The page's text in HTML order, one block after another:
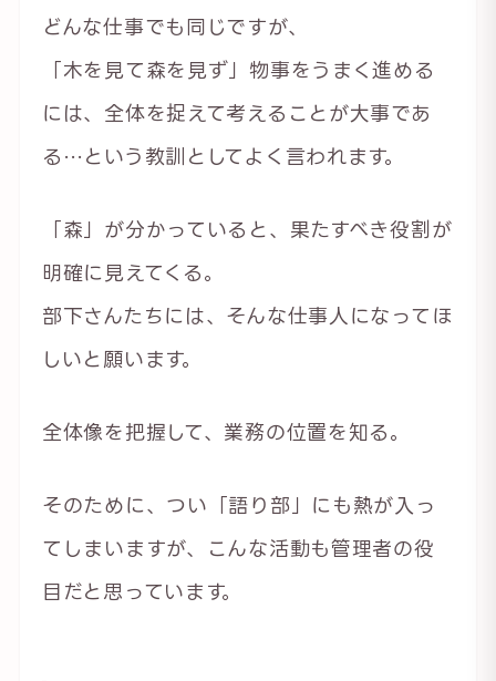
どんな仕事でも同じですが、
「木を見て森を見ず」物事をうまく進める
には、全体を捉えて考えることが大事であ
る…という教訓としてよく言われます。
「森」が分かっていると、果たすべき役割が
明確に見えてくる。
部下さんたちには、そんな仕事人になってほ
しいと願います。
全体像を把握して、業務の位置を知る。
そのために、つい「語り部」にも熱が入っ
てしまいますが、こんな活動も管理者の役
目だと思っています。